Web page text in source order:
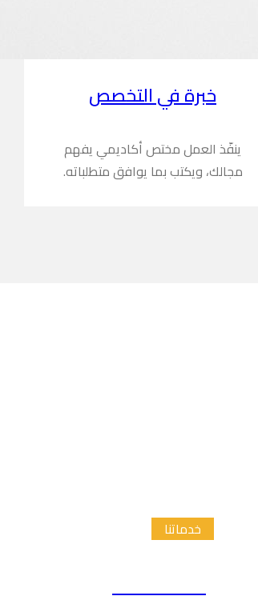
خبرة في التخصص
ينفّذ العمل مختص أكاديمي يفهم
مجالك، ويكتب بما يوافق متطلباته.
خدماتنا
إعداد الاطار